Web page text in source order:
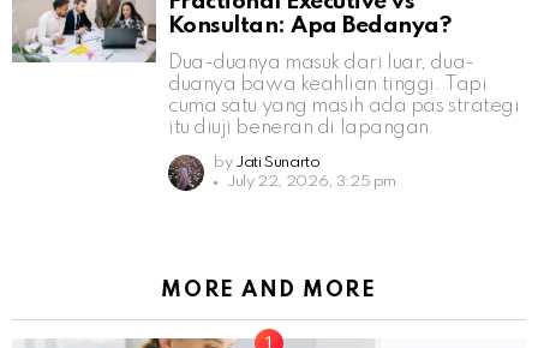
Konsultan: Apa Bedanya?
Dua-duanya masuk dari luar, dua-
duanya bawa keahlian tinggi. Tapi
cuma satu yang masih ada pas strategi
itu diuji beneran di lapangan.
by Jati Sunarto
July 22, 2026, 3:25 pm
MORE AND MORE